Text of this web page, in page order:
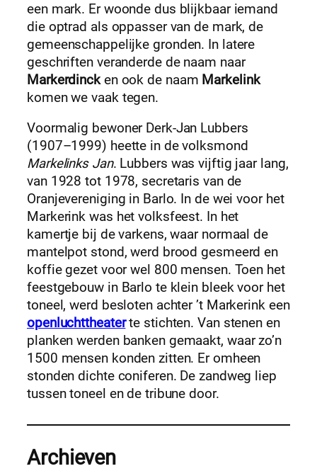
een mark. Er woonde dus blijkbaar iemand
die optrad als oppasser van de mark, de
gemeenschappelijke gronden. In latere
geschriften veranderde de naam naar
Markerdincken ook de naam Markelink
komen we vaak tegen.
Voormalig bewoner Derk-Jan Lubbers
(1907–1999) heette in de volksmond
Markelinks Jan. Lubbers was vijftig jaar lang,
van 1928 tot 1978, secretaris van de
Oranjevereniging in Barlo. In de wei voor het
Markerink was het volksfeest. In het
kamertje bij de varkens, waar normaal de
mantelpot stond, werd brood gesmeerd en
koffie gezet voor wel 800 mensen. Toen het
feestgebouw in Barlo te klein bleek voor het
toneel, werd besloten achter ’t Markerink een
openluchttheaterte stichten. Van stenen en
planken werden banken gemaakt, waar zo’n
1500 mensen konden zitten. Er omheen
stonden dichte coniferen. De zandweg liep
tussen toneel en de tribune door.
Archieven